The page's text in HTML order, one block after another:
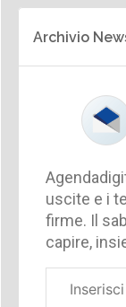
Archivio
uscite e i
firme. Il
capire,
aziendale